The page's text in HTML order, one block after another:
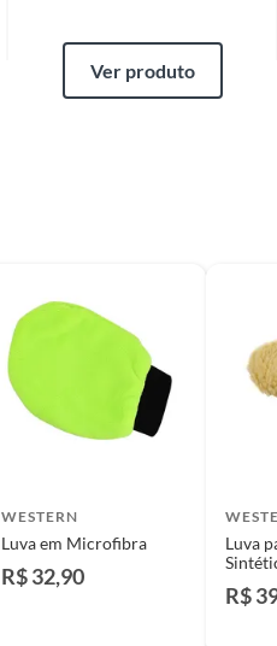
Ver produto
WESTERN
Luva em Microfibra
R$ 32,90
Luva
R$